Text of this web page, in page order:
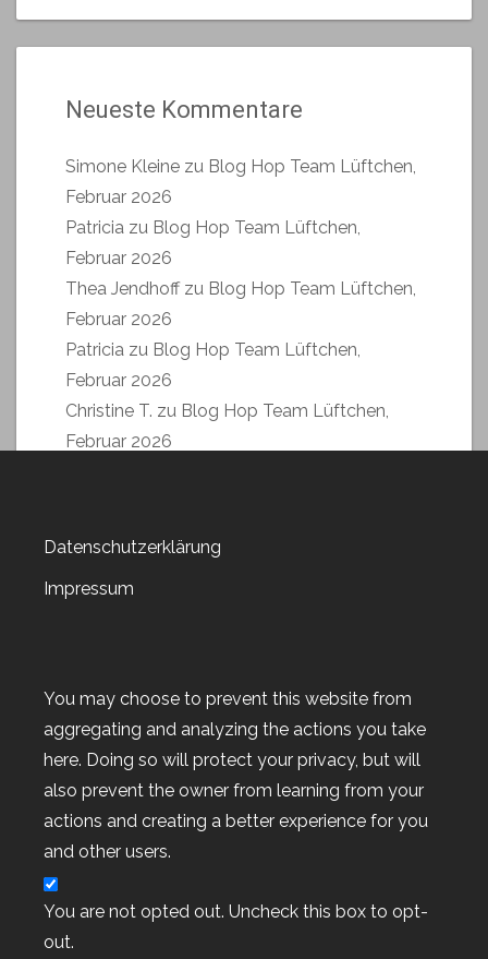
Neueste Kommentare
Simone Kleine zu Blog Hop Team Lüftchen,
Februar 2026
Patricia zu Blog Hop Team Lüftchen,
Februar 2026
Thea Jendhoffzu Blog Hop Team Lüftchen,
Februar 2026
Patricia zu Blog Hop Team Lüftchen,
Februar 2026
Christine T. zu Blog Hop Team Lüftchen,
Februar 2026
Archiv
Kategorien
Datenschutzerklärung
Impressum
You may choose to prevent this website from
aggregating and analyzing the actions you take
here. Doing so will protect your privacy, but will
also prevent the owner from learning from your
actions and creating a better experience for you
and other users.
You are not opted out. Uncheck this box to opt-
out.